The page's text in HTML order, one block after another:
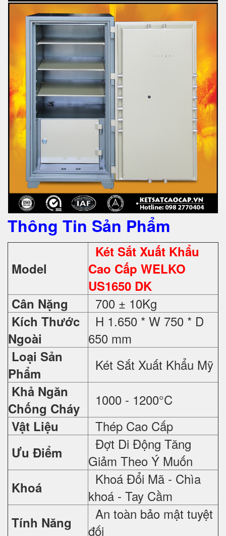
Thông Tin Sản Phẩm
Model
Két Sắt Xuất Khẩu
Cao Cấp WELKO
US1650 DK
Cân Nặng
700 ± 10Kg
Kích Thước
Ngoài
H 1.650 * W 750 * D
650 mm
Loại Sản
Phẩm
Két Sắt Xuất Khẩu Mỹ
Khả Ngăn
Chống Cháy
1000 - 1200°C
Vật Liệu Thép Cao Cấp
Ưu Điểm
Đợt Di Động Tăng
Giảm Theo Ý Muốn
Khoá
Khoá Đổi Mã - Chìa
khoá - Tay Cầm
Tính Năng
An toàn bảo mật tuyệt
đối